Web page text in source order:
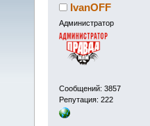
IvanOFF
Администратор
Сообщений: 3857
Репутация: 222